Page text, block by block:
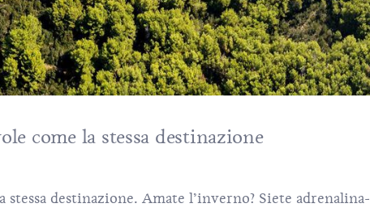
come la stessa destinazione
destinazione. Amate l’inverno? Siete adrenalina-